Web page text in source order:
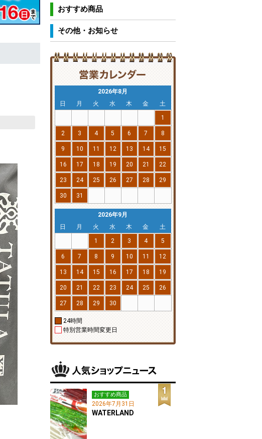
おすすめ商品
その他・お知らせ
2026年8月
日
月 火 水 木 金
土
1
2 3 4 5 6 7 8
9 10 11 12 13 14 15
16 17 18 19 20 21 22
23 24 25 26 27 28 29
30 31
2026年9月
日
月 火 水 木 金
土
1
2 3 4 5
6 7 8 9 10 11 12
13 14 15 16 17 18 19
20 21 22 23 24 25 26
27 28 29 30
24時間
特別営業時間変更日
おすすめ商品
2026年7月31日
WATERLAND